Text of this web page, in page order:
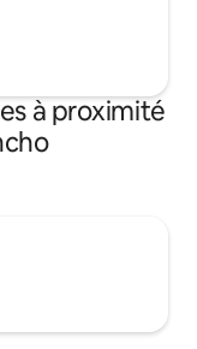
à proximité